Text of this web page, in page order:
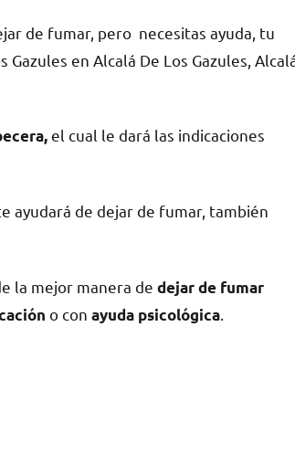
dе fumar, pero necesitas ayuda, tu
en Alcalá De Los Gazules,
el cual le dará las indicaciones
ayudará dе dejar dе fumar, también
la mejor manera dе dejar dе fumar
ο сοn ayuda psicológica